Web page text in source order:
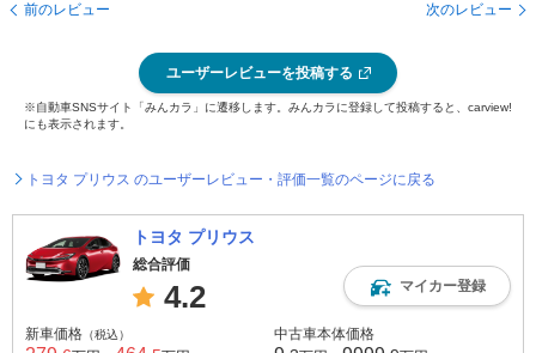
前のレビュー 次のレビュー
ユーザーレビューを投稿する
※自動車SNSサイト「みんカラ」に遷移します。みんカラに登録して投稿すると、carview!
にも表示されます。
トヨタ プリウス のユーザーレビュー・評価一覧のページに戻る
トヨタ プリウス
総合評価
4.2 マイカー登録
新車価格 （税込） 中古車本体価格